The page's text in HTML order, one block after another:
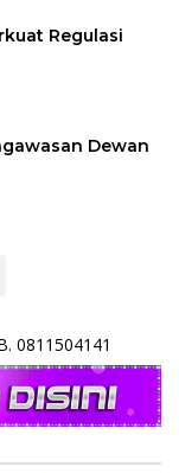
Regulasi
Dewan